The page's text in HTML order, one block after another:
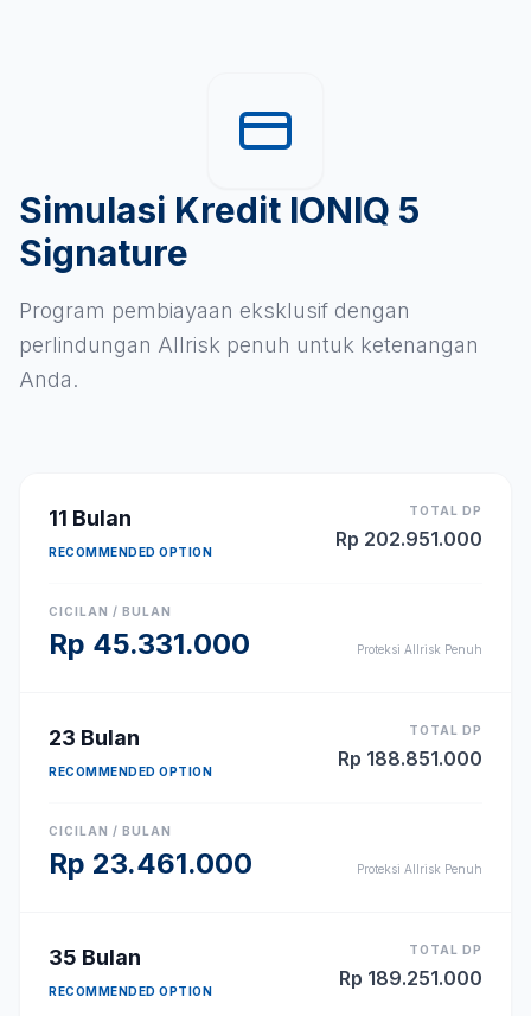
Simulasi Kredit IONIQ 5
Signature
Program pembiayaan eksklusif dengan
perlindungan Allrisk penuh untuk ketenangan
Anda.
11 Bulan
RECOMMENDED OPTION
TOTAL DP
Rp 202.951.000
CICILAN / BULAN
Rp 45.331.000 Proteksi Allrisk Penuh
23 Bulan
RECOMMENDED OPTION
TOTAL DP
Rp 188.851.000
CICILAN / BULAN
Rp 23.461.000 Proteksi Allrisk Penuh
35 Bulan
RECOMMENDED OPTION
TOTAL DP
Rp 189.251.000